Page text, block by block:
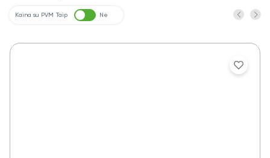
Kaina su PVM Taip Ne